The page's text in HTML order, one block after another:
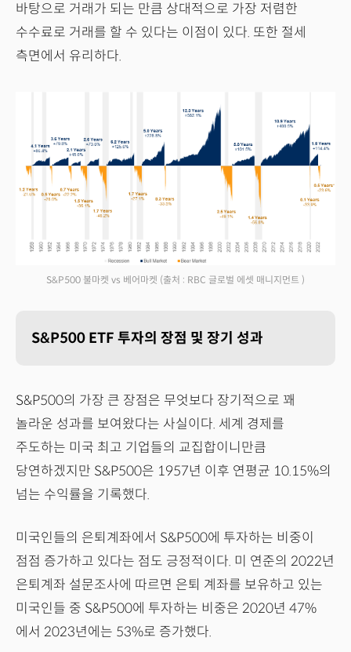
바탕으로 거래가 되는 만큼 상대적으로 가장 저렴한
수수료로 거래를 할 수 있다는 이점이 있다. 또한 절세
측면에서 유리하다.
S&P500 불마켓 vs 베어마켓 (출처 : RBC 글로벌 에셋 매니지먼트 )
S&P500 ETF 투자의 장점 및 장기 성과
S&P500의 가장 큰 장점은 무엇보다 장기적으로 꽤
놀라운 성과를 보여왔다는 사실이다. 세계 경제를
주도하는 미국 최고 기업들의 교집합이니만큼
당연하겠지만 S&P500은 1957년 이후 연평균 10.15%의
넘는 수익률을 기록했다.
미국인들의 은퇴계좌에서 S&P500에 투자하는 비중이
점점 증가하고 있다는 점도 긍정적이다. 미 연준의 2022년
은퇴계좌 설문조사에 따르면 은퇴 계좌를 보유하고 있는
미국인들 중 S&P500에 투자하는 비중은 2020년 47%
에서 2023년에는 53%로 증가했다.